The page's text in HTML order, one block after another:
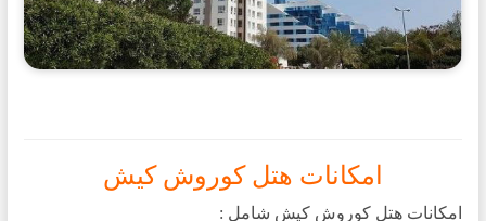
امکانات هتل کوروش کیش
امکانات هتل کوروش کیش شامل :